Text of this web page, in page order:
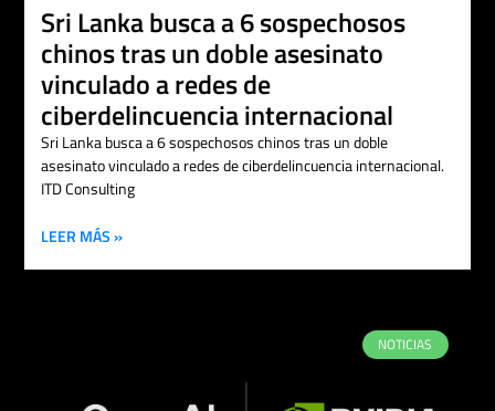
Sri Lanka busca a 6 sospechosos
chinos tras un doble asesinato
vinculado a redes de
ciberdelincuencia internacional
Sri Lanka busca a 6 sospechosos chinos tras un doble
asesinato vinculado a redes de ciberdelincuencia internacional.
ITD Consulting
LEER MÁS »
NOTICIAS